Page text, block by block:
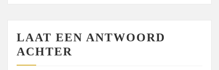
LAAT EEN ANTWOORD
ACHTER